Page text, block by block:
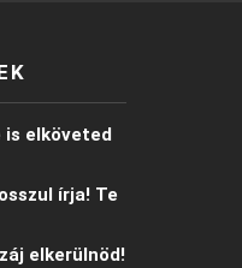
is elköveted
írja! Te
elkerülnöd!